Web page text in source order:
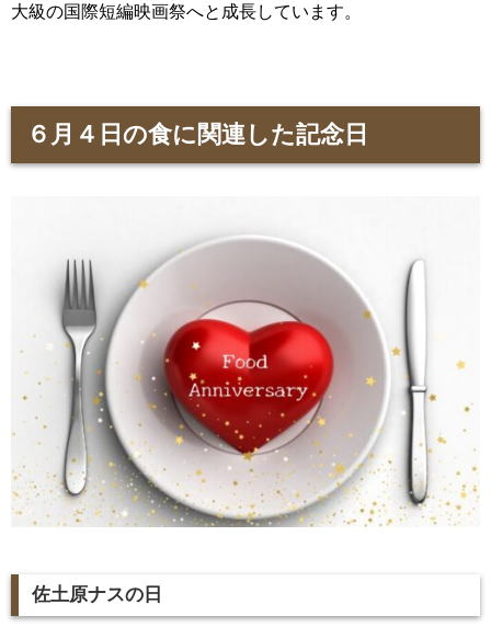
大級の国際短編映画祭へと成長しています。
６月４日の食に関連した記念日
佐土原ナスの日